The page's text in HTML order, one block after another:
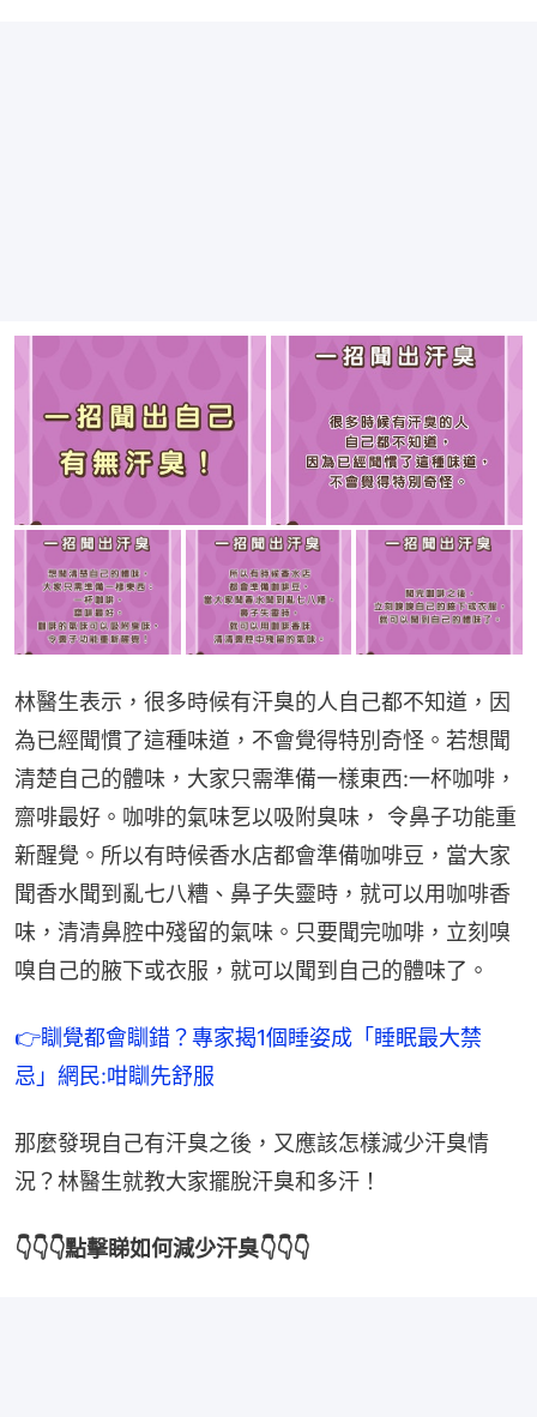
林醫生表示，很多時候有汗臭的人自己都不知道，因
為已經聞慣了這種味道，不會覺得特別奇怪。若想聞
清楚自己的體味，大家只需準備一樣東西:一杯咖啡，
齋啡最好。咖啡的氣味乭以吸附臭味， 令鼻子功能重
新醒覺。所以有時候香水店都會準備咖啡豆，當大家
聞香水聞到亂七八糟、鼻子失靈時，就可以用咖啡香
味，清清鼻腔中殘留的氣味。只要聞完咖啡，立刻嗅
嗅自己的腋下或衣服，就可以聞到自己的體味了。
👉瞓覺都會瞓錯？專家揭1個睡姿成「睡眠最大禁
忌」網民:咁瞓先舒服
那麼發現自己有汗臭之後，又應該怎樣減少汗臭情
況？林醫生就教大家擺脫汗臭和多汗！
👇👇👇點擊睇如何減少汗臭👇👇👇